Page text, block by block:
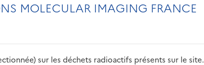
MOLECULAR IMAGING FRANCE
sur les déchets radioactifs présents sur le site.